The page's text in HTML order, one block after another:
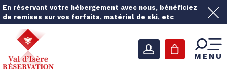
En réservant votre hébergement avec nous, bénéficiez
de remises sur vos forfaits, matériel de ski, etc
MENU